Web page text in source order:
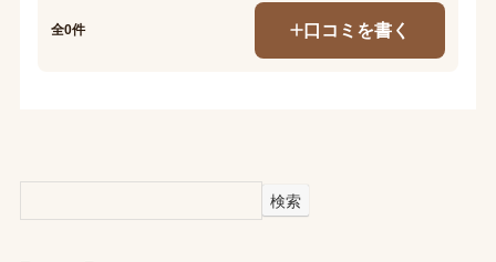
全0件 口コミを書く
検索